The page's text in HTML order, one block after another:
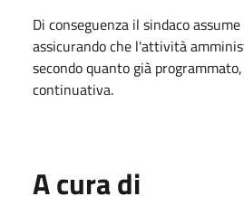
Di conseguenza il sindaco
assicurando che l'attività
secondo quanto già
continuativa.
A cura di